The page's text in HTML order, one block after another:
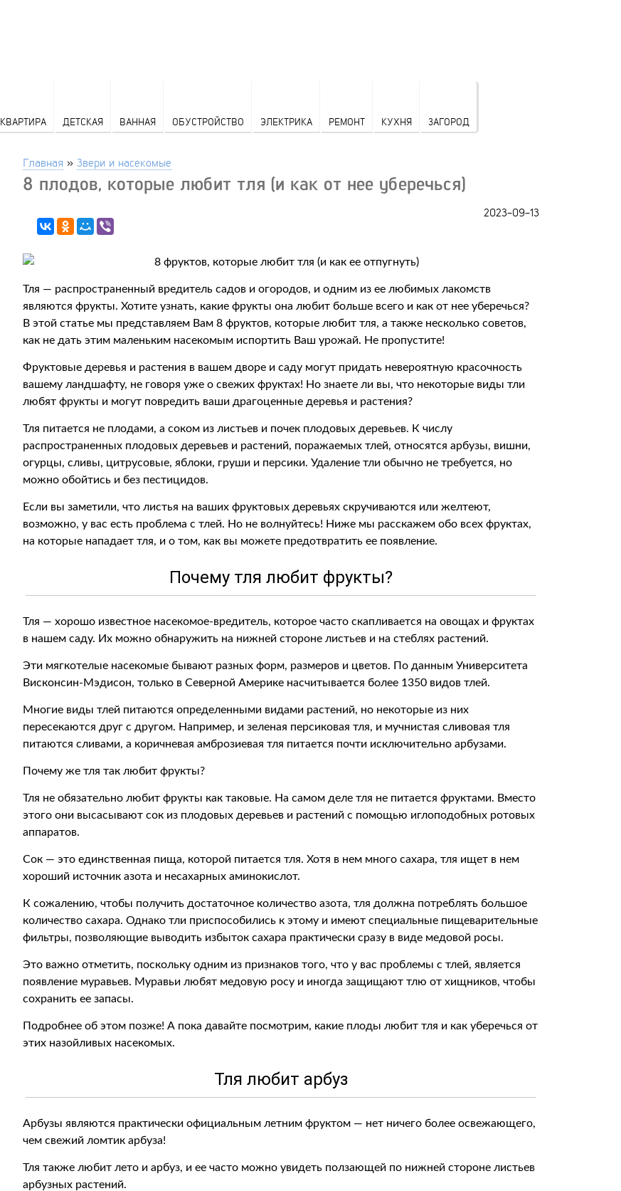
КВАРТИРА ДЕТСКАЯ ВАННАЯ ОБУСТРОЙСТВО ЭЛЕКТРИКА РЕМОНТ КУХНЯ ЗАГОРОД
Главная » Звери и насекомые
8 плодов, которые любит тля (и как от нее уберечься)
2023-09-13
Тля — распространенный вредитель садов и огородов, и одним из ее любимых лакомств
являются фрукты. Хотите узнать, какие фрукты она любит больше всего и как от нее уберечься?
В этой статье мы представляем Вам 8 фруктов, которые любит тля, а также несколько советов,
как не дать этим маленьким насекомым испортить Ваш урожай. Не пропустите!
Фруктовые деревья и растения в вашем дворе и саду могут придать невероятную красочность
вашему ландшафту, не говоря уже о свежих фруктах! Но знаете ли вы, что некоторые виды тли
любят фрукты и могут повредить ваши драгоценные деревья и растения?
Тля питается не плодами, а соком из листьев и почек плодовых деревьев. К числу
распространенных плодовых деревьев и растений, поражаемых тлей, относятся арбузы, вишни,
огурцы, сливы, цитрусовые, яблоки, груши и персики. Удаление тли обычно не требуется, но
можно обойтись и без пестицидов.
Если вы заметили, что листья на ваших фруктовых деревьях скручиваются или желтеют,
возможно, у вас есть проблема с тлей. Но не волнуйтесь! Ниже мы расскажем обо всех фруктах,
на которые нападает тля, и о том, как вы можете предотвратить ее появление.
Почему тля любит фрукты?
Тля — хорошо известное насекомое-вредитель, которое часто скапливается на овощах и фруктах
в нашем саду. Их можно обнаружить на нижней стороне листьев и на стеблях растений.
Эти мягкотелые насекомые бывают разных форм, размеров и цветов. По данным Университета
Висконсин-Мэдисон, только в Северной Америке насчитывается более 1350 видов тлей.
Многие виды тлей питаются определенными видами растений, но некоторые из них
пересекаются друг с другом. Например, и зеленая персиковая тля, и мучнистая сливовая тля
питаются сливами, а коричневая амброзиевая тля питается почти исключительно арбузами.
Почему же тля так любит фрукты?
Тля не обязательно любит фрукты как таковые. На самом деле тля не питается фруктами. Вместо
этого они высасывают сок из плодовых деревьев и растений с помощью иглоподобных ротовых
аппаратов.
Сок — это единственная пища, которой питается тля. Хотя в нем много сахара, тля ищет в нем
хороший источник азота и несахарных аминокислот.
К сожалению, чтобы получить достаточное количество азота, тля должна потреблять большое
количество сахара. Однако тли приспособились к этому и имеют специальные пищеварительные
фильтры, позволяющие выводить избыток сахара практически сразу в виде медовой росы.
Это важно отметить, поскольку одним из признаков того, что у вас проблемы с тлей, является
появление муравьев. Муравьи любят медовую росу и иногда защищают тлю от хищников, чтобы
сохранить ее запасы.
Подробнее об этом позже! А пока давайте посмотрим, какие плоды любит тля и как уберечься от
этих назойливых насекомых.
Тля любит арбуз
Арбузы являются практически официальным летним фруктом — нет ничего более освежающего,
чем свежий ломтик арбуза!
Тля также любит лето и арбуз, и ее часто можно увидеть ползающей по нижней стороне листьев
арбузных растений.